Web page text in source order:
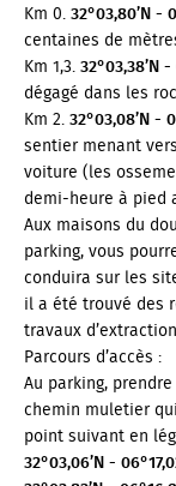
Petit
Google
page. Pour
Km 0.32°03,80’N -
centaines de
Km 1,3.32°03,38’N -
dégagé dans les
Km 2.32°03,08’N -
sentier menant
voiture (les
demi-heure à pied
Aux maisons du
parking, vous
conduira sur les
il a été trouvé des
travaux
Parcours d’accès :
Au parking,
chemin muletier
point suivant en
32°03,06’N -